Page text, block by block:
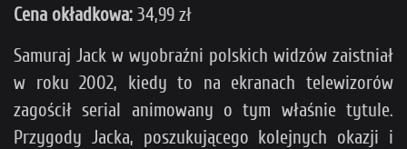
Cena okładkowa: 34,99 zł
Samuraj Jack w wyobraźni polskich widzów zaistniał
w roku 2002, kiedy to na ekranach telewizorów
zagościł serial animowany o tym właśnie tytule.
Przygody Jacka, poszukującego kolejnych okazji i